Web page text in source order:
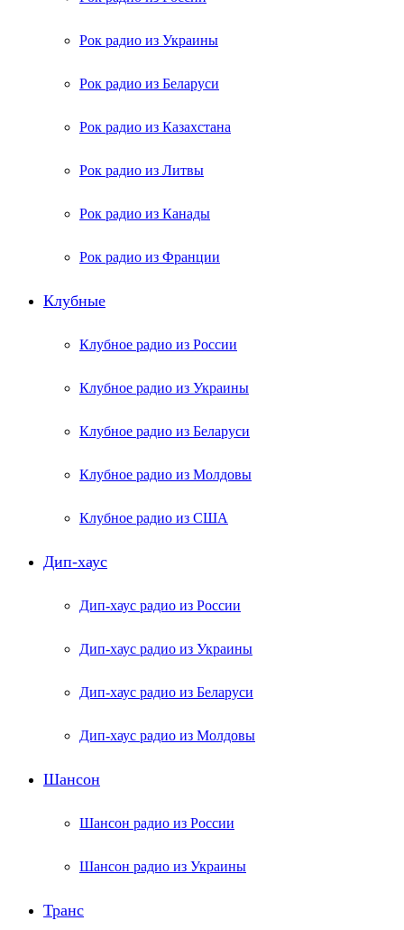
Рок радио из Украины
Рок радио из Беларуси
Рок радио из Казахстана
Рок радио из Литвы
Рок радио из Канады
Рок радио из Франции
Клубные
Клубное радио из России
Клубное радио из Украины
Клубное радио из Беларуси
Клубное радио из Молдовы
Клубное радио из США
Дип-хаус
Дип-хаус радио из России
Дип-хаус радио из Украины
Дип-хаус радио из Беларуси
Дип-хаус радио из Молдовы
Шансон
Шансон радио из России
Шансон радио из Украины
Транс